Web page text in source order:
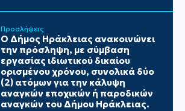
Προσλήψεις
Ο Δήμος Ηράκλειας ανακοινώνει
την πρόσληψη, με σύμβαση
εργασίας ιδιωτικού δικαίου
ορισμένου χρόνου, συνολικά δύο
(2) ατόμων για την κάλυψη
αναγκών εποχικών ή παροδικών
αναγκών του Δήμου Ηράκλειας.